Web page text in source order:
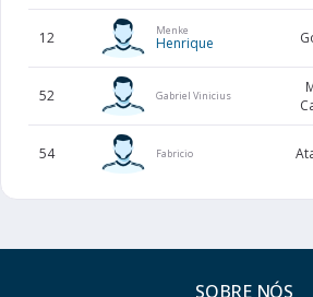
12 Menke
Henrique
52 Gabriel Vinicius
54 Fabricio
SOBRE NÓS